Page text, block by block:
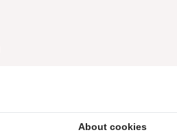
de kleurvariant grijs heeft een
Ideaal voor grotere
wij helpen u graag.
About cookies